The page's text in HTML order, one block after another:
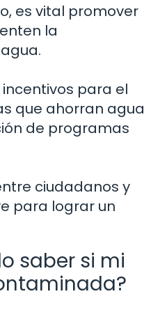
es vital promover
la
para el
que ahorran agua
de programas
ciudadanos y
para lograr un
saber si mi